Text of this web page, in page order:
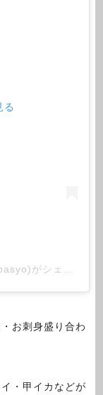
お刺身盛り合わ
・甲イカなどが